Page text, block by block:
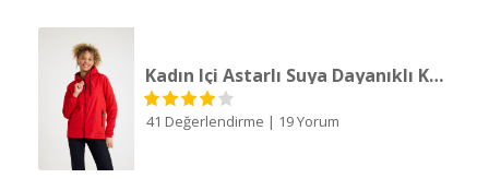
Kadın Içi Astarlı Suya Dayanıklı Kapüşonlu Yağmurluk
41 Değerlendirme | 19 Yorum